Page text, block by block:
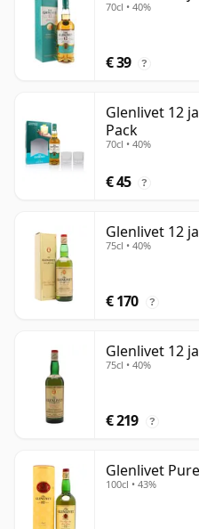
70cl • 40%
€ 39 ?
Glenlivet 12
Pack
70cl • 40%
€ 45 ?
Glenlivet 12
75cl • 40%
€ 170 ?
Glenlivet 12
75cl • 40%
€ 219 ?
Glenlivet
100cl • 43%